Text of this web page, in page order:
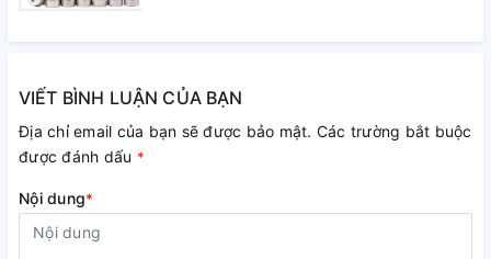
VIẾT BÌNH LUẬN CỦA BẠN
Địa chỉ email của bạn sẽ được bảo mật. Các trường bắt buộc
được đánh dấu *
Nội dung*